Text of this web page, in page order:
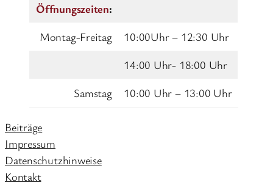
Öffnungszeiten:
Montag-Freitag
10:00Uhr – 12:30 Uhr
14:00 Uhr- 18:00 Uhr
Samstag
10:00 Uhr – 13:00 Uhr
Beiträge
Impressum
Datenschutzhinweise
Kontakt